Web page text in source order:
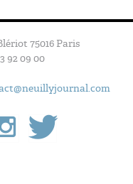
75016 Paris
92 09 00